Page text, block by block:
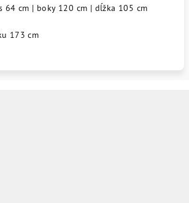
64 cm | boky 120 cm | dĺžka 105 cm
173 cm